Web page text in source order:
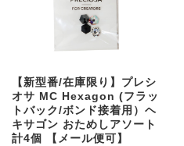
【新型番/在庫限り】プレシ
オサ MC Hexagon (フラッ
トバック/ボンド接着用）ヘ
キサゴン おためしアソート
計4個 【メール便可】